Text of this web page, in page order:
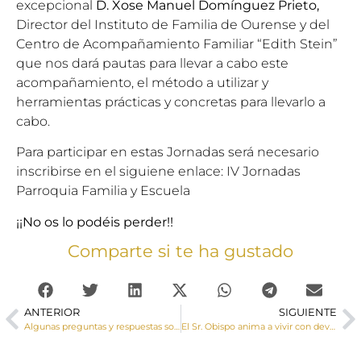
excepcional D. Xose Manuel Domínguez Prieto,
Director del Instituto de Familia de Ourense y del
Centro de Acompañamiento Familiar “Edith Stein”
que nos dará pautas para llevar a cabo este
acompañamiento, el método a utilizar y
herramientas prácticas y concretas para llevarlo a
cabo.
Para participar en estas Jornadas será necesario
inscribirse en el siguiene enlace: IV Jornadas
Parroquia Familia y Escuela
¡¡No os lo podéis perder!!
Comparte si te ha gustado
ANTERIOR
Algunas preguntas y respuestas sobre la cuaresma
SIGUIENTE
El Sr. Obispo anima a vivir con devoción la Semana Santa a pesar de la ausencia de procesiones y agradece a las hermandades la labor social que están haciendo durante la pandemia